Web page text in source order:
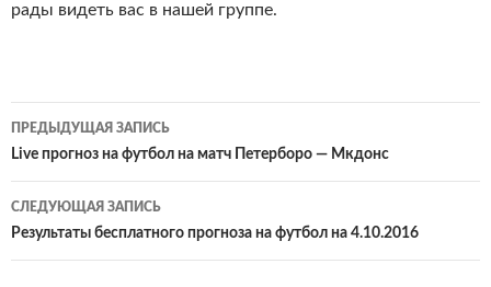
рады видеть вас в нашей группе.
Навигация
по
записям
ПРЕДЫДУЩАЯ ЗАПИСЬ
Live прогноз на футбол на матч Петерборо — Мкдонс
СЛЕДУЮЩАЯ ЗАПИСЬ
Результаты бесплатного прогноза на футбол на 4.10.2016